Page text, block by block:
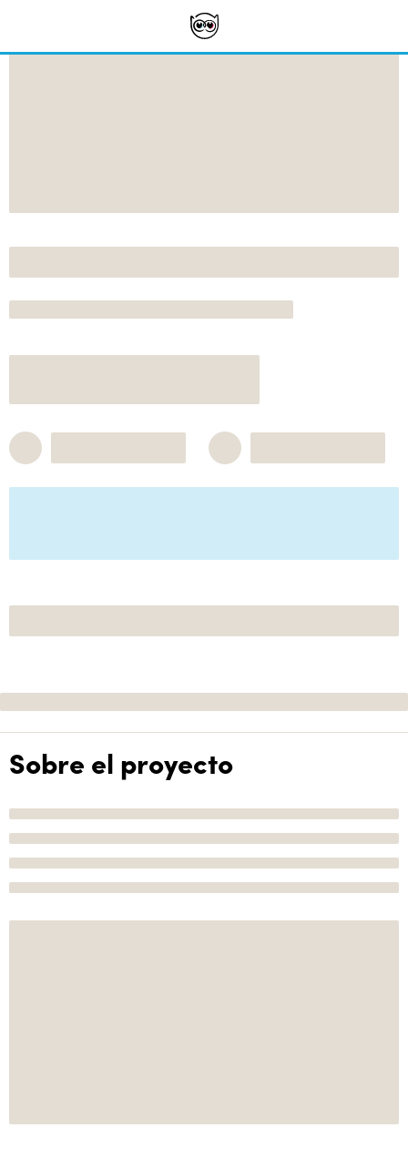
Sobre el proyecto